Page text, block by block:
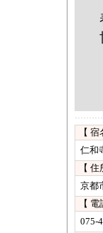
【 宿
仁和
【 住
京都
【
075-